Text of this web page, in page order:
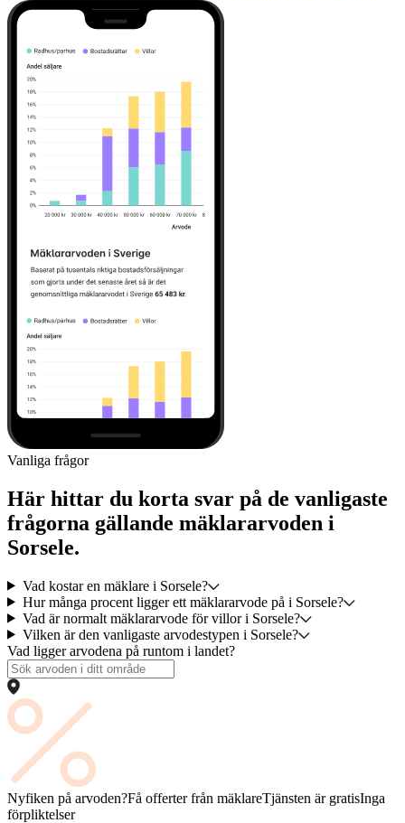
Vanliga frågor
Här hittar du korta svar på de vanligaste
frågorna gällande mäklararvoden i
Sorsele.
Vad kostar en mäklare i Sorsele?
Hur många procent ligger ett mäklararvode på i Sorsele?
Vad är normalt mäklararvode för villor i Sorsele?
Vilken är den vanligaste arvodestypen i Sorsele?
Vad ligger arvodena på runtom i landet?
Nyfiken på arvoden?Få offerter från mäklareTjänsten är gratisInga
förpliktelser